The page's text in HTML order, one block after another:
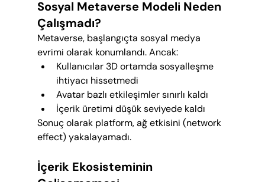
Sosyal Metaverse Modeli Neden
Çalışmadı?
Metaverse, başlangıçta sosyal medya
evrimi olarak konumlandı. Ancak:
Kullanıcılar 3D ortamda sosyalleşme
ihtiyacı hissetmedi
Avatar bazlı etkileşimler sınırlı kaldı
İçerik üretimi düşük seviyede kaldı
Sonuç olarak platform, ağ etkisini (network
effect) yakalayamadı.
İçerik Ekosisteminin